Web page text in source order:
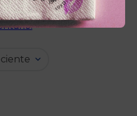
para escribir un